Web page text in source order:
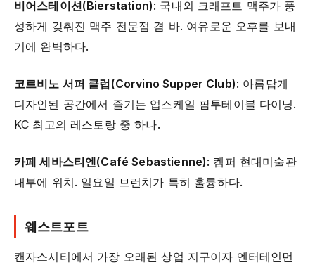
비어스테이션(Bierstation): 국내외 크래프트 맥주가 풍
성하게 갖춰진 맥주 전문점 겸 바. 여유로운 오후를 보내
기에 완벽하다.
코르비노 서퍼 클럽(Corvino Supper Club): 아름답게
디자인된 공간에서 즐기는 업스케일 팜투테이블 다이닝.
KC 최고의 레스토랑 중 하나.
카페 세바스티엔(Café Sebastienne): 켐퍼 현대미술관
내부에 위치. 일요일 브런치가 특히 훌륭하다.
웨스트포트
캔자스시티에서 가장 오래된 상업 지구이자 엔터테인먼